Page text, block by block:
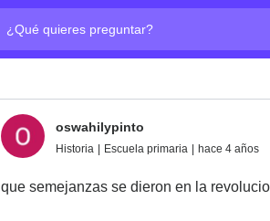
oswahilypinto
Historia Escuela primaria hace 4 años
que semejanzas se dieron en la